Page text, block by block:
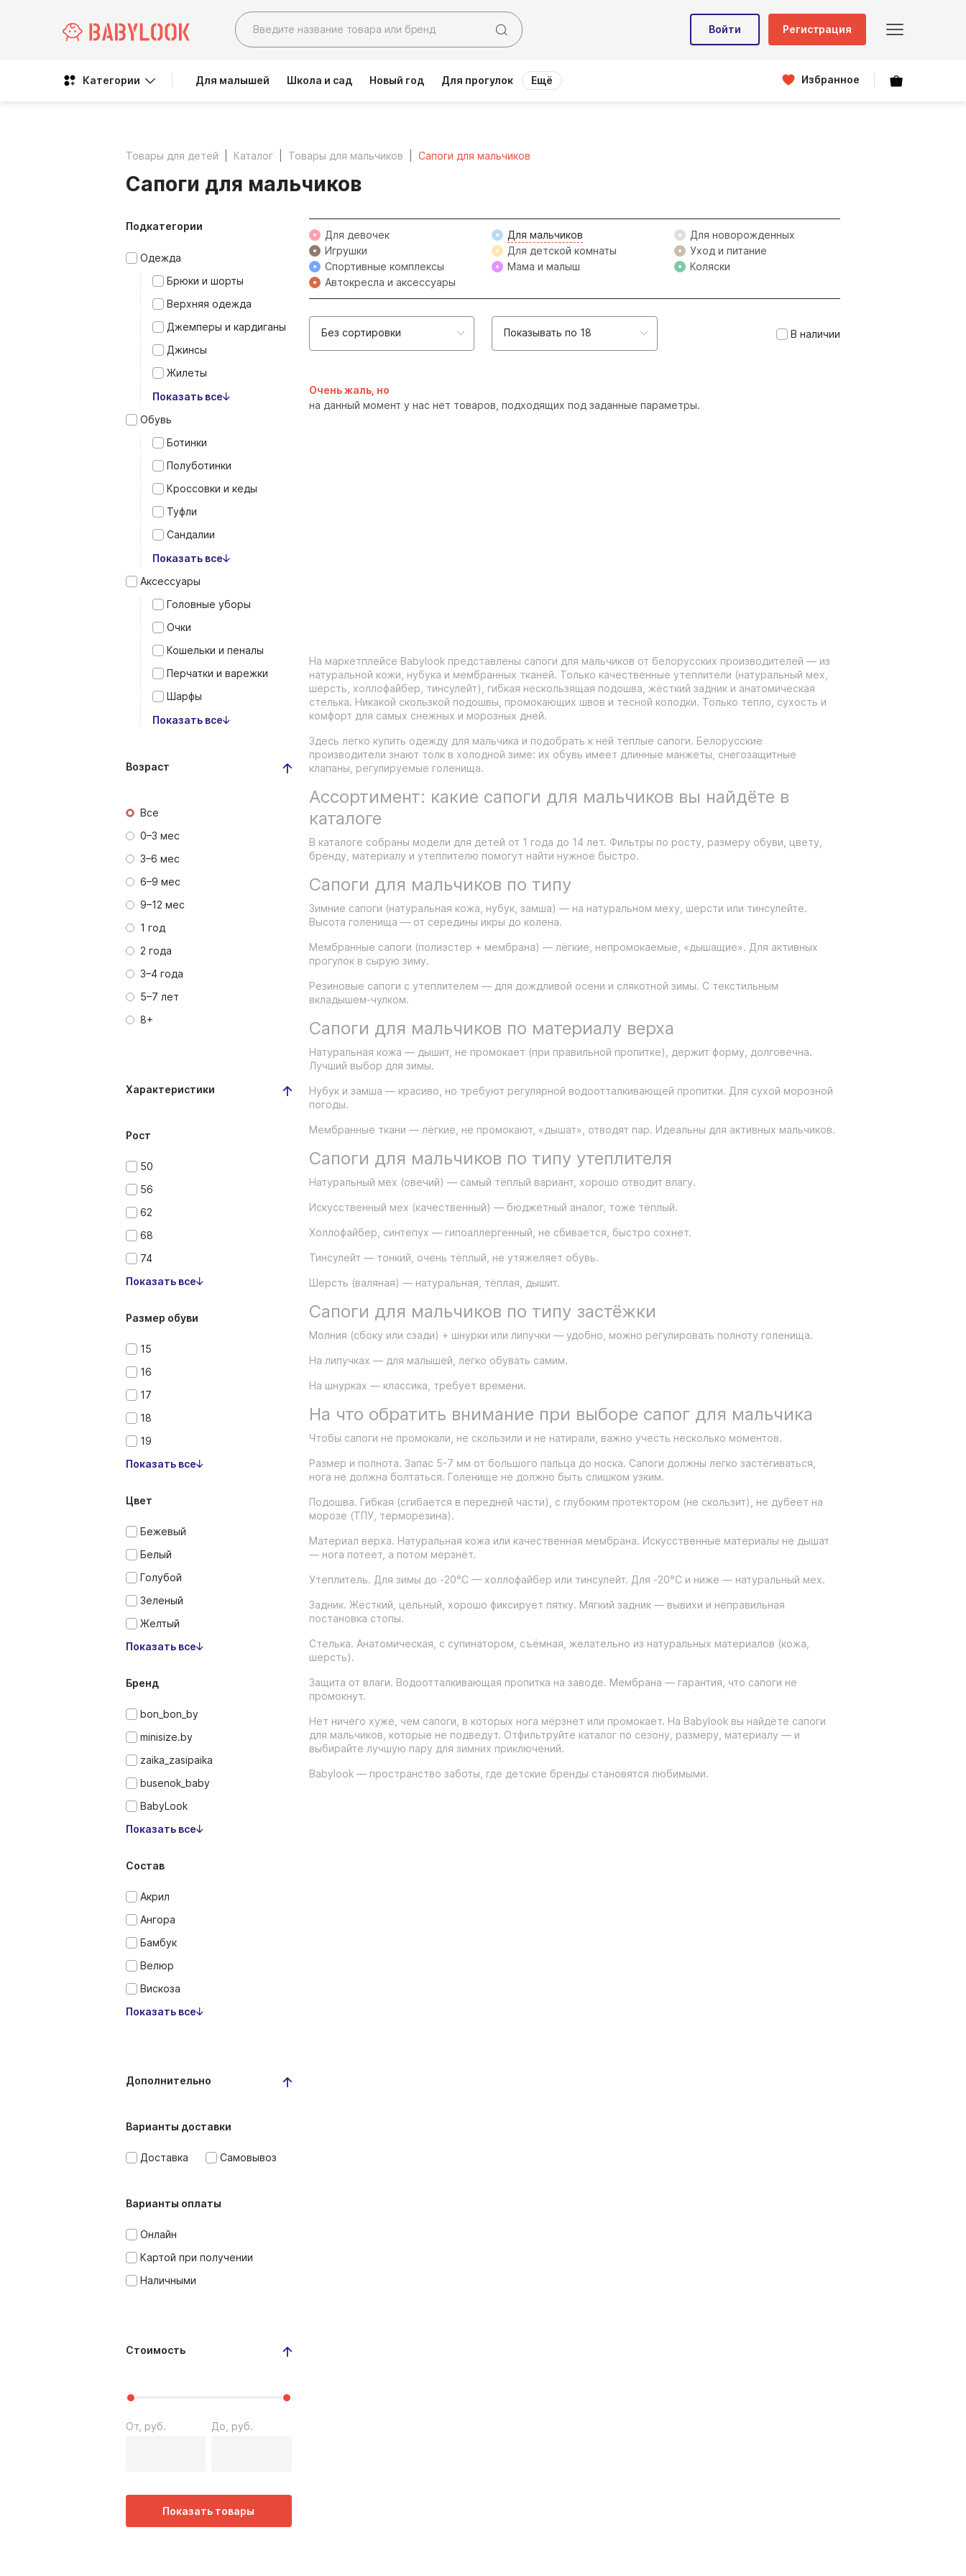
Войти Регистрация
Категории Для малышей Школа и сад Новый год Для прогулок Ещё Избранное
Товары для детей Каталог Товары для мальчиков Сапоги для мальчиков
Сапоги для мальчиков
Подкатегории
Одежда
Брюки и шорты
Верхняя одежда
Джемперы и кардиганы
Джинсы
Жилеты
Показать все
Обувь
Ботинки
Полуботинки
Кроссовки и кеды
Туфли
Сандалии
Показать все
Аксессуары
Головные уборы
Очки
Кошельки и пеналы
Перчатки и варежки
Шарфы
Показать все
Возраст
Все
0–3 мес
3–6 мес
6–9 мес
9–12 мес
1 год
2 года
3–4 года
5–7 лет
8+
Характеристики
Рост
50
56
62
68
74
Показать все
Размер обуви
15
16
17
18
19
Показать все
Цвет
Бежевый
Белый
Голубой
Зеленый
Желтый
Показать все
Бренд
bon_bon_by
minisize.by
zaika_zasipaika
busenok_baby
BabyLook
Показать все
Состав
Акрил
Ангора
Бамбук
Велюр
Вискоза
Показать все
Дополнительно
Варианты доставки
Доставка Самовывоз
Варианты оплаты
Онлайн
Картой при получении
Наличными
Стоимость
От, руб. До, руб.
Показать товары
Для девочек Для мальчиков
Для новорожденных
Игрушки
Для детской комнаты
Уход и питание
Спортивные комплексы
Мама и малыш
Коляски
Автокресла и аксессуары
Без сортировки Показывать по 18 В наличии
Очень жаль, но
на данный момент у нас нет товаров, подходящих под заданные параметры.
На маркетплейсе Babylook представлены сапоги для мальчиков от белорусских производителей — из
натуральной кожи, нубука и мембранных тканей. Только качественные утеплители (натуральный мех,
шерсть, холлофайбер, тинсулейт), гибкая нескользящая подошва, жёсткий задник и анатомическая
стелька. Никакой скользкой подошвы, промокающих швов и тесной колодки. Только тепло, сухость и
комфорт для самых снежных и морозных дней.
Здесь легко купить одежду для мальчика и подобрать к ней тёплые сапоги. Белорусские
производители знают толк в холодной зиме: их обувь имеет длинные манжеты, снегозащитные
клапаны, регулируемые голенища.
Ассортимент: какие сапоги для мальчиков вы найдёте в
каталоге
В каталоге собраны модели для детей от 1 года до 14 лет. Фильтры по росту, размеру обуви, цвету,
бренду, материалу и утеплителю помогут найти нужное быстро.
Сапоги для мальчиков по типу
Зимние сапоги (натуральная кожа, нубук, замша) — на натуральном меху, шерсти или тинсулейте.
Высота голенища — от середины икры до колена.
Мембранные сапоги (полиэстер + мембрана) — лёгкие, непромокаемые, «дышащие». Для активных
прогулок в сырую зиму.
Резиновые сапоги с утеплителем — для дождливой осени и слякотной зимы. С текстильным
вкладышем-чулком.
Сапоги для мальчиков по материалу верха
Натуральная кожа — дышит, не промокает (при правильной пропитке), держит форму, долговечна.
Лучший выбор для зимы.
Нубук и замша — красиво, но требуют регулярной водоотталкивающей пропитки. Для сухой морозной
погоды.
Мембранные ткани — лёгкие, не промокают, «дышат», отводят пар. Идеальны для активных мальчиков.
Сапоги для мальчиков по типу утеплителя
Натуральный мех (овечий) — самый тёплый вариант, хорошо отводит влагу.
Искусственный мех (качественный) — бюджетный аналог, тоже тёплый.
Холлофайбер, синтепух — гипоаллергенный, не сбивается, быстро сохнет.
Тинсулейт — тонкий, очень тёплый, не утяжеляет обувь.
Шерсть (валяная) — натуральная, тёплая, дышит.
Сапоги для мальчиков по типу застёжки
Молния (сбоку или сзади) + шнурки или липучки — удобно, можно регулировать полноту голенища.
На липучках — для малышей, легко обувать самим.
На шнурках — классика, требует времени.
На что обратить внимание при выборе сапог для мальчика
Чтобы сапоги не промокали, не скользили и не натирали, важно учесть несколько моментов.
Размер и полнота. Запас 5-7 мм от большого пальца до носка. Сапоги должны легко застёгиваться,
нога не должна болтаться. Голенище не должно быть слишком узким.
Подошва. Гибкая (сгибается в передней части), с глубоким протектором (не скользит), не дубеет на
морозе (ТПУ, терморезина).
Материал верха. Натуральная кожа или качественная мембрана. Искусственные материалы не дышат
— нога потеет, а потом мерзнёт.
Утеплитель. Для зимы до -20°C — холлофайбер или тинсулейт. Для -20°C и ниже — натуральный мех.
Задник. Жёсткий, цельный, хорошо фиксирует пятку. Мягкий задник — вывихи и неправильная
постановка стопы.
Стелька. Анатомическая, с супинатором, съёмная, желательно из натуральных материалов (кожа,
шерсть).
Защита от влаги. Водоотталкивающая пропитка на заводе. Мембрана — гарантия, что сапоги не
промокнут.
Нет ничего хуже, чем сапоги, в которых нога мёрзнет или промокает. На Babylook вы найдёте сапоги
для мальчиков, которые не подведут. Отфильтруйте каталог по сезону, размеру, материалу — и
выбирайте лучшую пару для зимних приключений.
Babylook — пространство заботы, где детские бренды становятся любимыми.